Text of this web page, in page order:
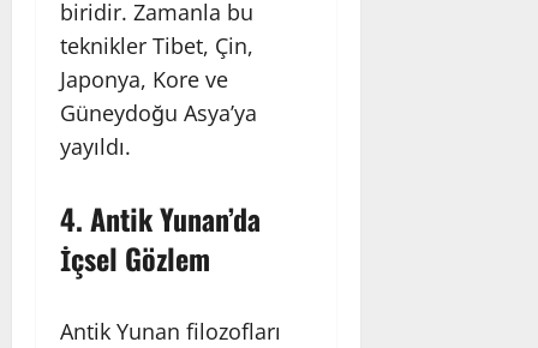
biridir. Zamanla bu
teknikler Tibet, Çin,
Japonya, Kore ve
Güneydoğu Asya’ya
yayıldı.
4.Antik Yunan’da
İçsel Gözlem
Antik Yunan filozofları